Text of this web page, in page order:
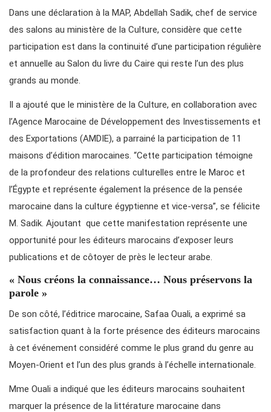
Dans une déclaration à la MAP, Abdellah Sadik, chef de service
des salons au ministère de la Culture, considère que cette
participation est dans la continuité d’une participation régulière
et annuelle au Salon du livre du Caire qui reste l’un des plus
grands au monde.
Il a ajouté que le ministère de la Culture, en collaboration avec
l’Agence Marocaine de Développement des Investissements et
des Exportations (AMDIE), a parrainé la participation de 11
maisons d’édition marocaines. “Cette participation témoigne
de la profondeur des relations culturelles entre le Maroc et
l’Égypte et représente également la présence de la pensée
marocaine dans la culture égyptienne et vice-versa”, se félicite
M. Sadik. Ajoutant que cette manifestation représente une
opportunité pour les éditeurs marocains d’exposer leurs
publications et de côtoyer de près le lecteur arabe.
« Nous créons la connaissance… Nous préservons la
parole »
De son côté, l’éditrice marocaine, Safaa Ouali, a exprimé sa
satisfaction quant à la forte présence des éditeurs marocains
à cet événement considéré comme le plus grand du genre au
Moyen-Orient et l’un des plus grands à l’échelle internationale.
Mme Ouali a indiqué que les éditeurs marocains souhaitent
marquer la présence de la littérature marocaine dans